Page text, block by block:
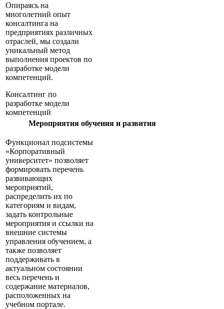
Опираясь на
многолетний опыт
консалтинга на
предприятиях различных
отраслей, мы создали
уникальный метод
выполнения проектов по
разработке модели
компетенций.
Консалтинг по
разработке модели
компетенций
Мероприятия обучения и развития
Функционал подсистемы
«Корпоративный
университет» позволяет
формировать перечень
развивающих
мероприятий,
распределить их по
категориям и видам,
задать контрольные
мероприятия и ссылки на
внешние системы
управления обучением, а
также позволяет
поддерживать в
актуальном состоянии
весь перечень и
содержание материалов,
расположенных на
учебном портале.